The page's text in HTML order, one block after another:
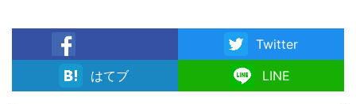
facebook
Twitter
はてブ
LINE